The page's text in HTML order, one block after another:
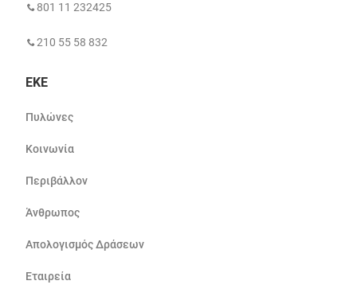
801 11 232425
210 55 58 832
ΕΚΕ
Πυλώνες
Κοινωνία
Περιβάλλον
Άνθρωπος
Απολογισμός Δράσεων
Εταιρεία